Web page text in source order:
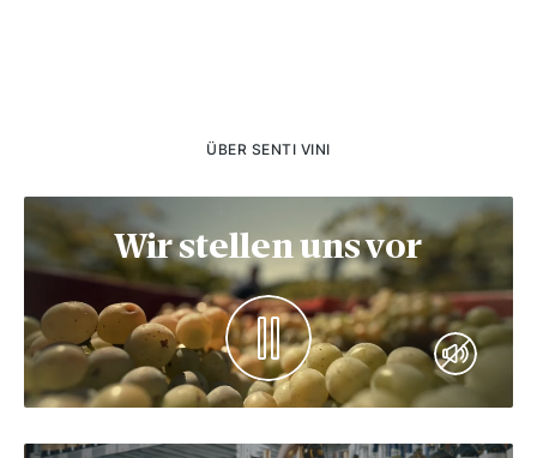
ÜBER SENTI VINI
Wir stellen uns vor